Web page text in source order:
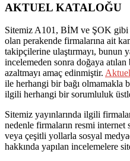
AKTUEL KATALOĞU
Sitemiz A101, BİM ve ŞOK gibi
olan perakende firmalarına ait
takipçilerine ulaştırmayı, bunun
incelemeden sonra doğaya atılan
azaltmayı amaç edinmiştir.
ile herhangi bir bağı olmamakla
ilgili herhangi bir sorumluluk
Sitemiz yayınlarında ilgili
nedenle firmaların resmi internet
veya çeşitli yollarla sosyal
hakkında yapılan incelemelere